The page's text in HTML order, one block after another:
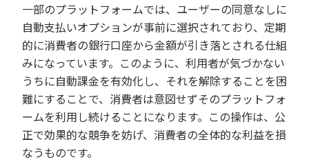
一部のプラットフォームでは、ユーザーの同意なしに
自動支払いオプションが事前に選択されており、定期
的に消費者の銀行口座から金額が引き落とされる仕組
みになっています。このように、利用者が気づかない
うちに自動課金を有効化し、それを解除することを困
難にすることで、消費者は意図せずそのプラットフォ
ームを利用し続けることになります。この操作は、公
正で効果的な競争を妨げ、消費者の全体的な利益を損
なうものです。